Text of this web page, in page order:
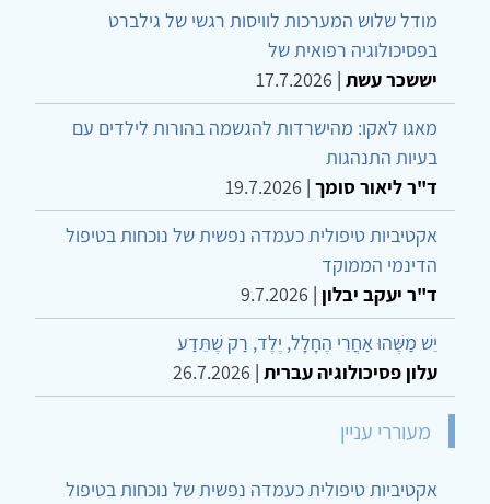
מודל שלוש המערכות לוויסות רגשי של גילברט
בפסיכולוגיה רפואית של
יששכר עשת |
17.7.2026
מאגו לאקו: מהישרדות להגשמה בהורות לילדים עם
בעיות התנהגות
ד"ר ליאור סומך |
19.7.2026
אקטיביות טיפולית כעמדה נפשית של נוכחות בטיפול
הדינמי הממוקד
ד"ר יעקב יבלון |
9.7.2026
יֵשׁ מַשֶּׁהוּ אַחֲרֵי הֶחָלָל, יֶלֶד, רַק שֶׁתֵּדַע
עלון פסיכולוגיה עברית |
26.7.2026
מעוררי עניין
אקטיביות טיפולית כעמדה נפשית של נוכחות בטיפול